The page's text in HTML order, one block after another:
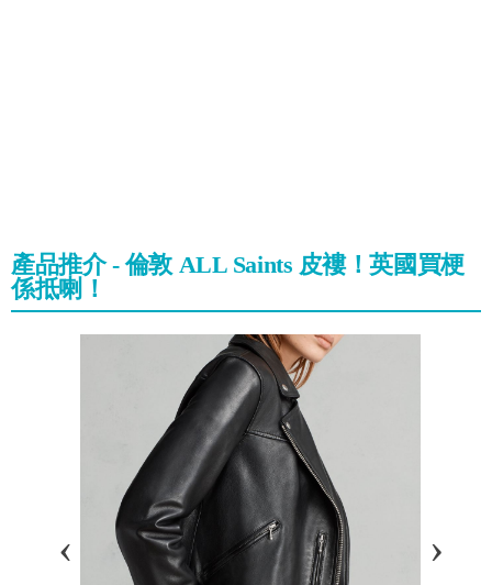
產品推介 - 倫敦 ALL Saints 皮褸！英國買梗
係抵喇！